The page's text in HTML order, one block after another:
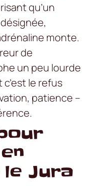
qu’un
monte.
de
un peu lourde
le refus
patience –
le Jura